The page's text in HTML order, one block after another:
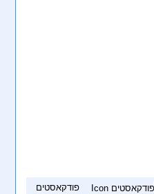
פודקאסטים